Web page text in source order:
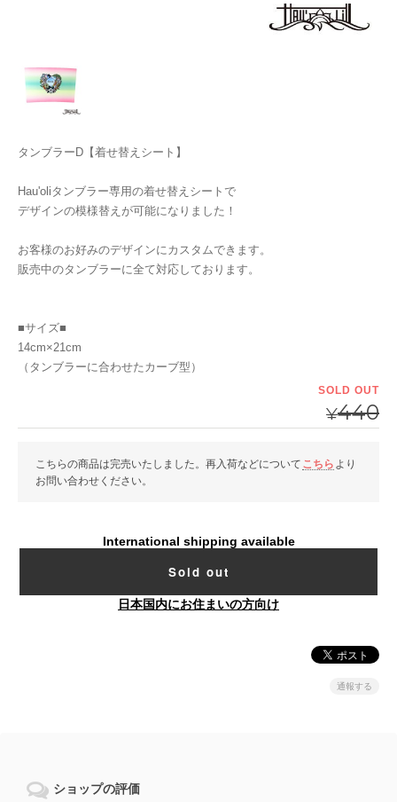
タンブラーD【着せ替えシート】
Hau'oliタンブラー専用の着せ替えシートで
デザインの模様替えが可能になりました！
お客様のお好みのデザインにカスタムできます。
販売中のタンブラーに全て対応しております。
■サイズ■
14cm×21cm
（タンブラーに合わせたカーブ型）
SOLD OUT
¥440
こちらの商品は完売いたしました。再入荷などについて こちら より
お問い合わせください。
International shipping available
Sold out
日本国内にお住まいの方向け
通報する
ショップの評価